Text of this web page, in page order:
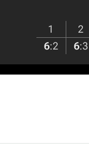
1
2
6:2 6:3